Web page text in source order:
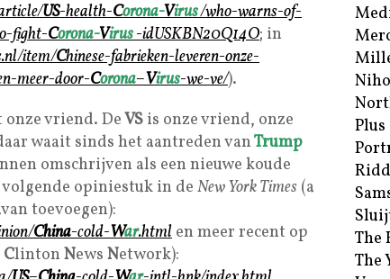
US-health-Corona-Virus/who-warns-of-
fight-Corona-Virus-idUSKBN20Q14O; in
item/Chinese-fabrieken-leveren-onze-
meer-door-Corona–Virus-we-ve/).
vriend. DeVS is onze vriend, onze
waait sinds het aantreden vanTrump
omschrijven als een nieuwe koude
opiniestuk in deNew York Times (a
toevoegen):
China-cold-War.html en meer recent op
Clinton News Network):
Plus
The
The